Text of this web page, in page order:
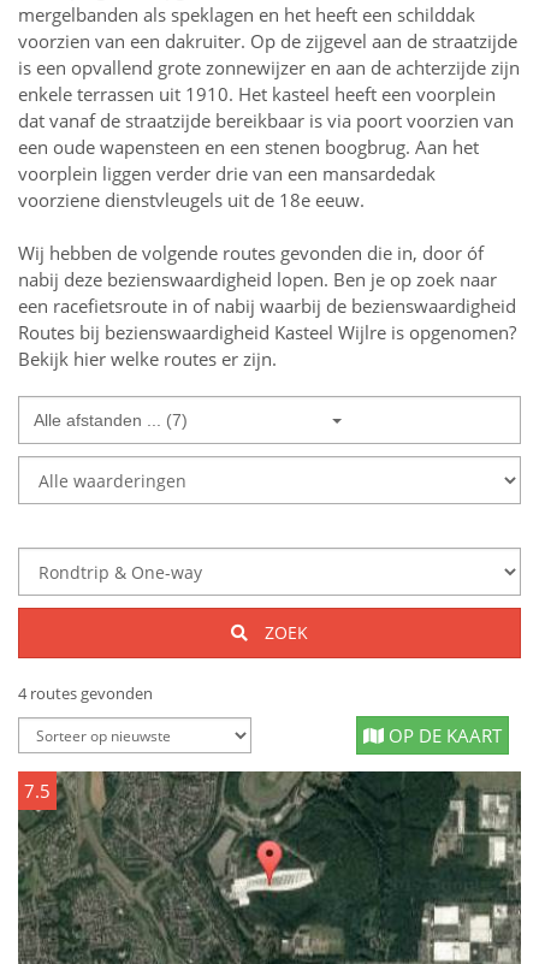
mergelbanden als speklagen en het heeft een schilddak
voorzien van een dakruiter. Op de zijgevel aan de straatzijde
is een opvallend grote zonnewijzer en aan de achterzijde zijn
enkele terrassen uit 1910. Het kasteel heeft een voorplein
dat vanaf de straatzijde bereikbaar is via poort voorzien van
een oude wapensteen en een stenen boogbrug. Aan het
voorplein liggen verder drie van een mansardedak
voorziene dienstvleugels uit de 18e eeuw.
Wij hebben de volgende routes gevonden die in, door óf
nabij deze bezienswaardigheid lopen. Ben je op zoek naar
een racefietsroute in of nabij waarbij de bezienswaardigheid
Routes bij bezienswaardigheid Kasteel Wijlre is opgenomen?
Bekijk hier welke routes er zijn.
Alle afstanden ... (7)
ZOEK
4 routes gevonden
OP DE KAART
7.5